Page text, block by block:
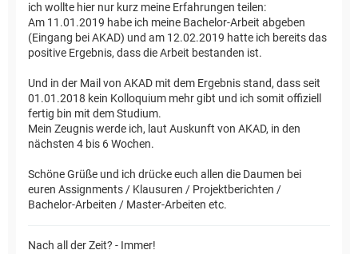
ich wollte hier nur kurz meine Erfahrungen teilen:
Am 11.01.2019 habe ich meine Bachelor-Arbeit abgeben
(Eingang bei AKAD) und am 12.02.2019 hatte ich bereits das
positive Ergebnis, dass die Arbeit bestanden ist.
Und in der Mail von AKAD mit dem Ergebnis stand, dass seit
01.01.2018 kein Kolloquium mehr gibt und ich somit offiziell
fertig bin mit dem Studium.
Mein Zeugnis werde ich, laut Auskunft von AKAD, in den
nächsten 4 bis 6 Wochen.
Schöne Grüße und ich drücke euch allen die Daumen bei
euren Assignments / Klausuren / Projektberichten /
Bachelor-Arbeiten / Master-Arbeiten etc.
Nach all der Zeit? - Immer!